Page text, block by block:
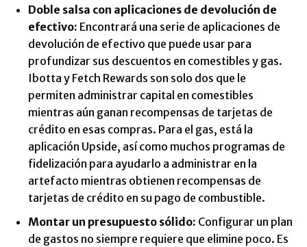
Doble salsa con aplicaciones de devolución de
efectivo: Encontrará una serie de aplicaciones de
devolución de efectivo que puede usar para
profundizar sus descuentos en comestibles y gas.
Ibotta y Fetch Rewards son solo dos que le
permiten administrar capital en comestibles
mientras aún ganan recompensas de tarjetas de
crédito en esas compras. Para el gas, está la
aplicación Upside, así como muchos programas de
fidelización para ayudarlo a administrar en la
artefacto mientras obtienen recompensas de
tarjetas de crédito en su pago de combustible.
Montar un presupuesto sólido: Configurar un plan
de gastos no siempre requiere que elimine poco. Es